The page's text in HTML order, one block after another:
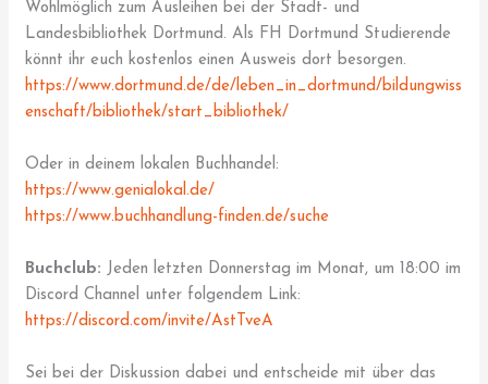
Wohlmöglich zum Ausleihen bei der Stadt- und
Landesbibliothek Dortmund. Als FH Dortmund Studierende
könnt ihr euch kostenlos einen Ausweis dort besorgen.
https://www.dortmund.de/de/leben_in_dortmund/bildungwiss
enschaft/bibliothek/start_bibliothek/
Oder in deinem lokalen Buchhandel:
https://www.genialokal.de/
https://www.buchhandlung-finden.de/suche
Buchclub: Jeden letzten Donnerstag im Monat, um 18:00 im
Discord Channel unter folgendem Link:
https://discord.com/invite/AstTveA
Sei bei der Diskussion dabei und entscheide mit über das